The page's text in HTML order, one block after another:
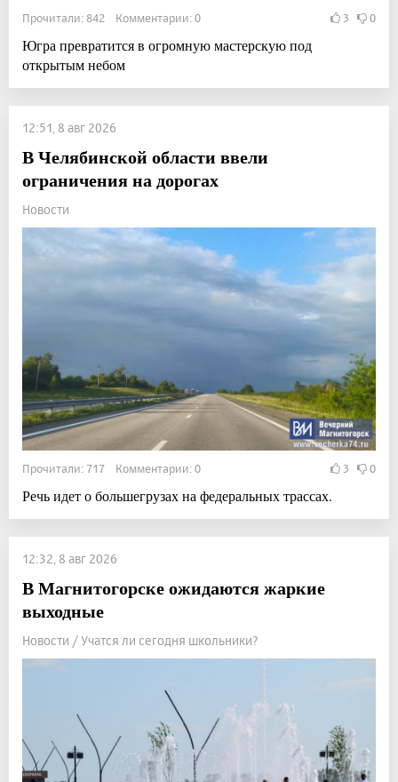
Прочитали: 842 Комментарии: 0 3 0
Югра превратится в огромную мастерскую под
открытым небом
12:51, 8 авг 2026
В Челябинской области ввели
ограничения на дорогах
Новости
Прочитали: 717 Комментарии: 0 3 0
Речь идет о большегрузах на федеральных трассах.
12:32, 8 авг 2026
В Магнитогорске ожидаются жаркие
выходные
Новости / Учатся ли сегодня школьники?